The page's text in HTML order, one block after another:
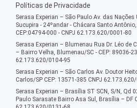
Políticas de Privacidade
Serasa Experian – São Paulo Av. das
Sucupira - 24ºandar - Chácara Santo
CEP:04794-000 - CNPJ 62.173.620/0001-80
Serasa Experian – Blumenau Rua Dr. Léo de
– Bairro Velha, Blumenau/SC - CEP: 89036-
62.173.620/0104-95
Serasa Experian – São Carlos Av. Doutor
Carlos/SP CEP: 13571-385 CNPJ
Serasa Experian – Brasília ST SCN, S/N, Qd
Paulo Sarasate Bairro Asa Sul, Brasília – DF